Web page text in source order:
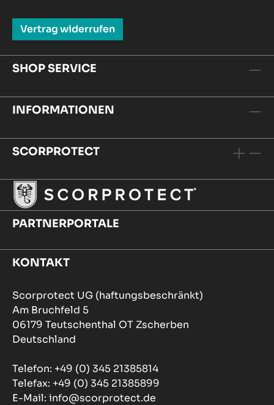
Vertrag widerrufen
SHOP SERVICE
INFORMATIONEN
SCORPROTECT
PARTNERPORTALE
KONTAKT
Scorprotect UG (haftungsbeschränkt)
Am Bruchfeld 5
06179 Teutschenthal OT Zscherben
Deutschland
Telefon: +49 (0) 345 21385814
Telefax: +49 (0) 345 21385899
E-Mail: info@scorprotect.de